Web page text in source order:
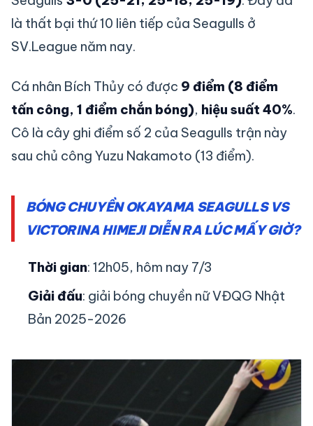
là thất bại thứ 10 liên tiếp của Seagulls ở
SV.League năm nay.
Cá nhân Bích Thủy có được 9 điểm (8 điểm
tấn công, 1 điểm chắn bóng), hiệu suất 40%.
Cô là cây ghi điểm số 2 của Seagulls trận này
sau chủ công Yuzu Nakamoto (13 điểm).
BÓNG CHUYỀN OKAYAMA SEAGULLS VS
VICTORINA HIMEJI DIỄN RA LÚC MẤY GIỜ?
Thời gian: 12h05, hôm nay 7/3
Giải đấu: giải bóng chuyền nữ VĐQG Nhật
Bản 2025-2026